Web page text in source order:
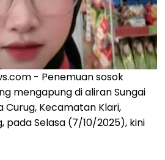
- Penemuan sosok
mengapung di aliran Sungai
Curug, Kecamatan Klari,
pada Selasa (7/10/2025), kini